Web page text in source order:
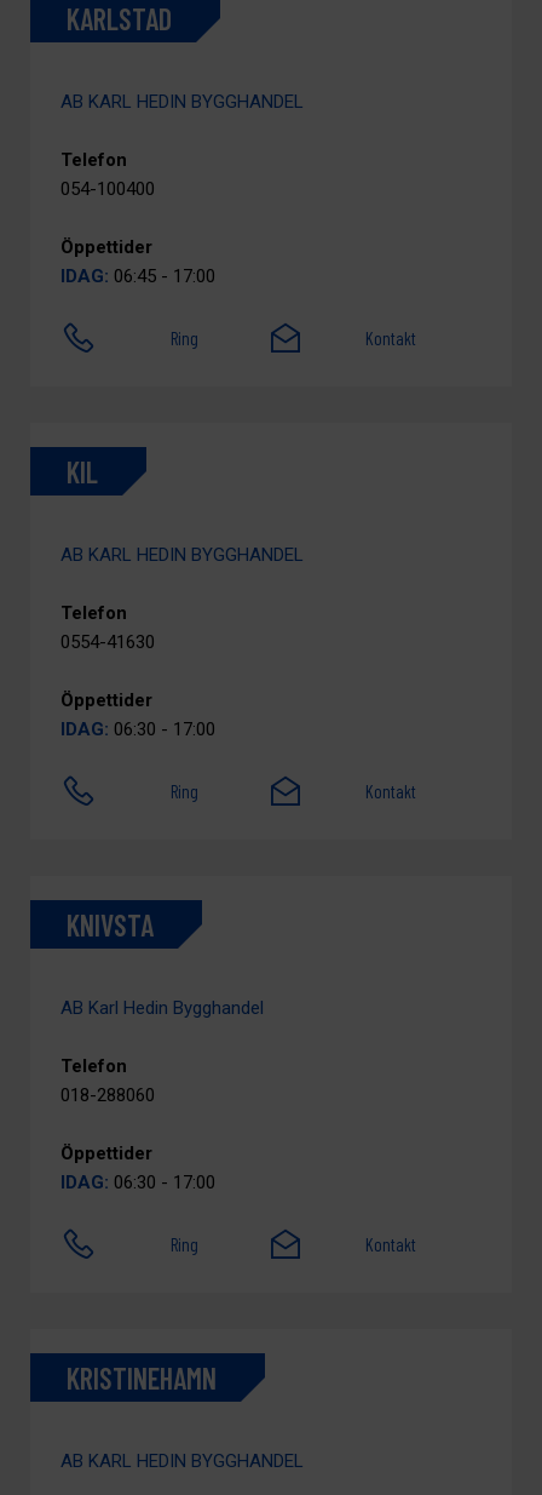
KARLSTAD
AB KARL HEDIN BYGGHANDEL
Telefon
054-100400
Öppettider
IDAG: 06:45 - 17:00
Ring Kontakt
KIL
AB KARL HEDIN BYGGHANDEL
Telefon
0554-41630
Öppettider
IDAG: 06:30 - 17:00
Ring Kontakt
KNIVSTA
AB Karl Hedin Bygghandel
Telefon
018-288060
Öppettider
IDAG: 06:30 - 17:00
Ring Kontakt
KRISTINEHAMN
AB KARL HEDIN BYGGHANDEL